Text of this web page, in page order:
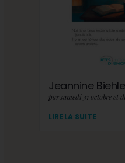
Jeannine
par samedi 31 octobre et
LIRE LA SUITE